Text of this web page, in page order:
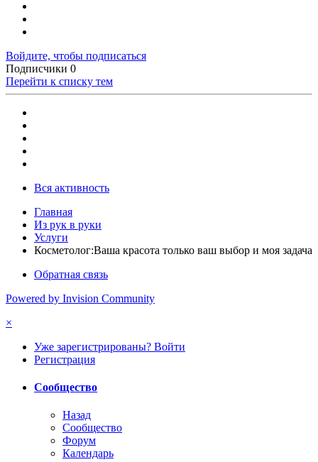
Войдите, чтобы подписаться
Подписчики 0
Перейти к списку тем
Вся активность
Главная
Из рук в руки
Услуги
Косметолог:Ваша красота только ваш выбор и моя задача
Обратная связь
Powered by Invision Community
×
Уже зарегистрированы? Войти
Регистрация
Сообщество
Назад
Сообщество
Форум
Календарь